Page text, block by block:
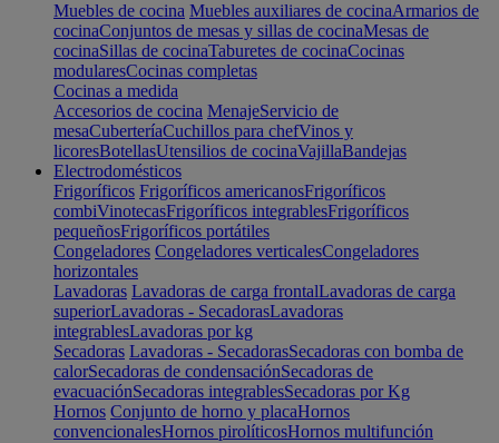
Muebles de cocina Muebles auxiliares de cocinaArmarios de
cocinaConjuntos de mesas y sillas de cocinaMesas de
cocinaSillas de cocinaTaburetes de cocinaCocinas
modularesCocinas completas
Cocinas a medida
Accesorios de cocina MenajeServicio de
mesaCuberteríaCuchillos para chefVinos y
licoresBotellasUtensilios de cocinaVajillaBandejas
Electrodomésticos
Frigoríficos Frigoríficos americanosFrigoríficos
combiVinotecasFrigoríficos integrablesFrigoríficos
pequeñosFrigoríficos portátiles
Congeladores Congeladores verticalesCongeladores
horizontales
Lavadoras Lavadoras de carga frontalLavadoras de carga
superiorLavadoras - SecadorasLavadoras
integrablesLavadoras por kg
Secadoras Lavadoras - SecadorasSecadoras con bomba de
calorSecadoras de condensaciónSecadoras de
evacuaciónSecadoras integrablesSecadoras por Kg
Hornos Conjunto de horno y placaHornos
convencionalesHornos pirolíticosHornos multifunción